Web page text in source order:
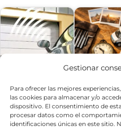
Gestionar
Para ofrecer las mejores
las cookies para almacenar y/o
dispositivo. El consentimiento de
procesar datos como el
identificaciones únicas en este sitio.
de Garaje La Palma
Serrallers